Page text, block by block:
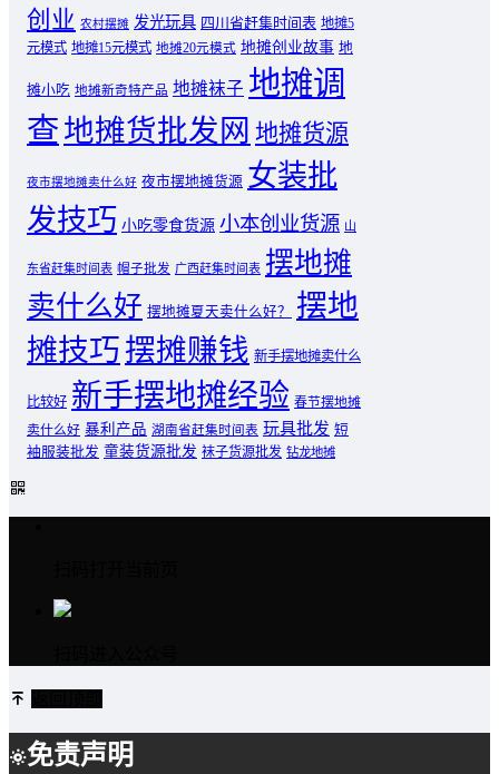
创业 农村摆摊 发光玩具 四川省赶集时间表 地摊5
元模式 地摊15元模式 地摊20元模式 地摊创业故事 地
摊小吃 地摊新奇特产品 地摊袜子 地摊调
查地摊货批发网 地摊货源
夜市摆地摊卖什么好 夜市摆地摊货源 女装批
发技巧 小吃零食货源 小本创业货源 山
东省赶集时间表 帽子批发 广西赶集时间表 摆地摊
卖什么好 摆地摊夏天卖什么好？
摆地
摊技巧摆摊赚钱 新手摆地摊卖什么
比较好 新手摆地摊经验 春节摆地摊
卖什么好 暴利产品 湖南省赶集时间表 玩具批发 短
袖服装批发 童装货源批发 袜子货源批发 钻龙地摊
免责声明